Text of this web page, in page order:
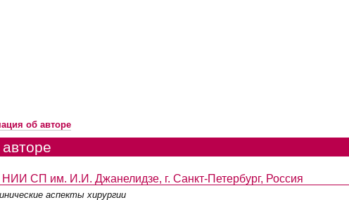
об авторе
СП им. И.И. Джанелидзе, г. Санкт-Петербург, Россия
аспекты хирургии